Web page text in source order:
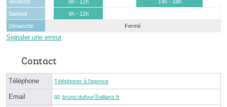
Vendredi
9h - 12h
14h - 18h
Samedi
9h - 12h
Dimanche
Fermé
Signaler une erreur
Contact
Téléphone Téléphoner à l'agence
Email bruno.dufourⓐallianz.fr